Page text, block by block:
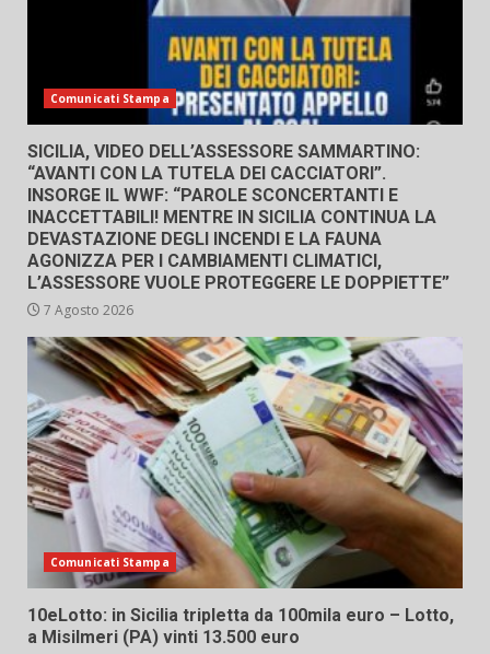
Comunicati Stampa
SICILIA, VIDEO DELL’ASSESSORE SAMMARTINO:
“AVANTI CON LA TUTELA DEI CACCIATORI”.
INSORGE IL WWF: “PAROLE SCONCERTANTI E
INACCETTABILI! MENTRE IN SICILIA CONTINUA LA
DEVASTAZIONE DEGLI INCENDI E LA FAUNA
AGONIZZA PER I CAMBIAMENTI CLIMATICI,
L’ASSESSORE VUOLE PROTEGGERE LE DOPPIETTE”
7 Agosto 2026
Comunicati Stampa
10eLotto: in Sicilia tripletta da 100mila euro – Lotto,
a Misilmeri (PA) vinti 13.500 euro